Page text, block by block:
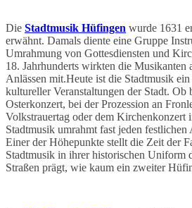
Die Stadtmusik Hüfingen wurde 1631
erwähnt. Damals diente eine Gruppe
Umrahmung von Gottesdiensten und
18. Jahrhunderts wirkten die Musikanten
Anlässen mit.Heute ist die Stadtmusik
kultureller Veranstaltungen der Stadt. Ob
Osterkonzert, bei der Prozession an
Volkstrauertag oder dem Kirchenkonzert
Stadtmusik umrahmt fast jeden
Einer der Höhepunkte stellt die Zeit der
Stadtmusik in ihrer historischen Uniform
Straßen prägt, wie kaum ein zweiter